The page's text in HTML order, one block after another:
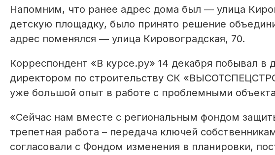
Напомним, что ранее адрес дома был — улица
детскую площадку, было принято решение
адрес поменялся — улица Кировоградская, 70.
Корреспондент «В курсе.ру» 14 декабря побывал
директором по строительству СК
уже большой опыт в работе с проблемными
«Сейчас нам вместе с региональным фондом
трепетная работа – передача ключей
согласовали с Фондом изменения в планировки,